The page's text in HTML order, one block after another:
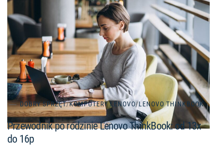
DOBRY SPRZĘT/KOMPUTERY LENOVO/LENOVO THINKBOOK
Przewodnik po rodzinie Lenovo ThinkBook: od 13x
do 16p